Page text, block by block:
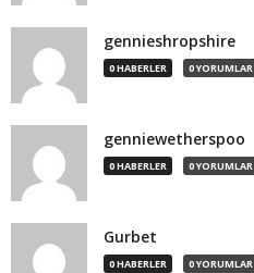
gennieshropshire
0 HABERLER 0 YORUMLAR
genniewetherspoo
0 HABERLER 0 YORUMLAR
Gurbet
0 HABERLER 0 YORUMLAR